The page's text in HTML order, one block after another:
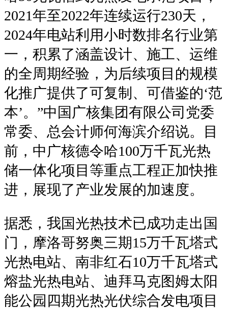
2021年至2022年连续运行230天，
2024年电站利用小时数排名行业第
一，积累了涵盖设计、施工、运维
的全周期经验，为后续项目的规模
化推广提供了可复制、可借鉴的‘范
本’。”中国广核集团有限公司党委
常委、总会计师何海滨介绍说。目
前，中广核德令哈100万千瓦光热
储一体化项目等重点工程正加快推
进，展现了产业发展的加速度。
据悉，我国光热技术已成功走出国
门，摩洛哥努奥三期15万千瓦塔式
光热电站、南非红石10万千瓦塔式
熔盐光热电站、迪拜马克图姆太阳
能公园四期光热光伏综合发电项目